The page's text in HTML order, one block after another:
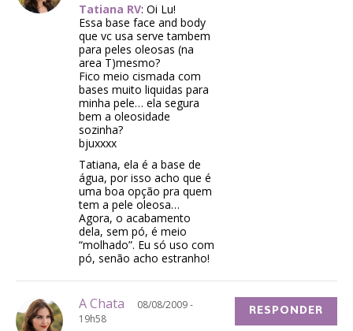
Tatiana RV: Oi Lu!
Essa base face and body
que vc usa serve tambem
para peles oleosas (na
area T)mesmo?
Fico meio cismada com
bases muito liquidas para
minha pele… ela segura
bem a oleosidade
sozinha?
bjuxxxx
Tatiana, ela é a base de
água, por isso acho que é
uma boa opção pra quem
tem a pele oleosa…
Agora, o acabamento
dela, sem pó, é meio
“molhado”. Eu só uso com
pó, senão acho estranho!
A Chata
08/08/2009 -
19h58
RESPONDER